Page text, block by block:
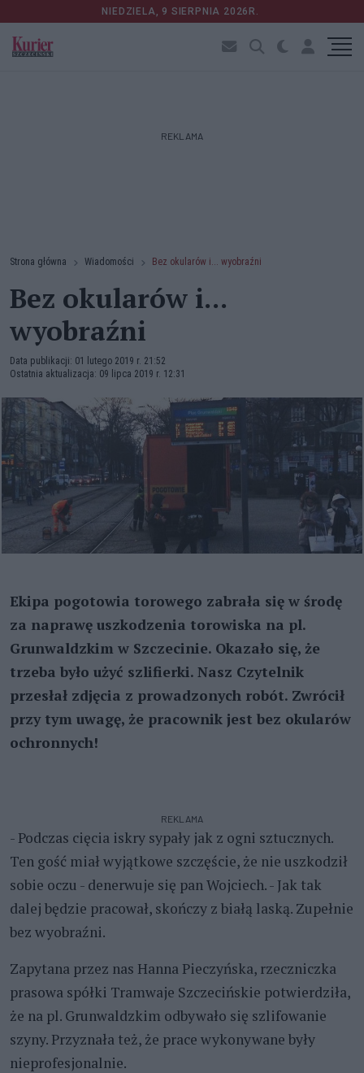
NIEDZIELA, 9 SIERPNIA 2026R.
REKLAMA
Strona główna Wiadomości Bez okularów i... wyobraźni
Bez okularów i...
wyobraźni
Data publikacji: 01 lutego 2019 r. 21:52
Ostatnia aktualizacja: 09 lipca 2019 r. 12:31
Ekipa pogotowia torowego zabrała się w środę
za naprawę uszkodzenia torowiska na pl.
Grunwaldzkim w Szczecinie. Okazało się, że
trzeba było użyć szlifierki. Nasz Czytelnik
przesłał zdjęcia z prowadzonych robót. Zwrócił
przy tym uwagę, że pracownik jest bez okularów
ochronnych!
REKLAMA
- Podczas cięcia iskry sypały jak z ogni sztucznych.
Ten gość miał wyjątkowe szczęście, że nie uszkodził
sobie oczu - denerwuje się pan Wojciech. - Jak tak
dalej będzie pracował, skończy z białą laską. Zupełnie
bez wyobraźni.
Zapytana przez nas Hanna Pieczyńska, rzeczniczka
prasowa spółki Tramwaje Szczecińskie potwierdziła,
że na pl. Grunwaldzkim odbywało się szlifowanie
szyny. Przyznała też, że prace wykonywane były
nieprofesjonalnie.